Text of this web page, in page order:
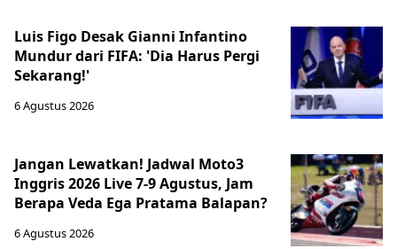
Luis Figo Desak Gianni Infantino
Mundur dari FIFA: 'Dia Harus Pergi
Sekarang!'
6 Agustus 2026
Jangan Lewatkan! Jadwal Moto3
Inggris 2026 Live 7-9 Agustus, Jam
Berapa Veda Ega Pratama Balapan?
6 Agustus 2026